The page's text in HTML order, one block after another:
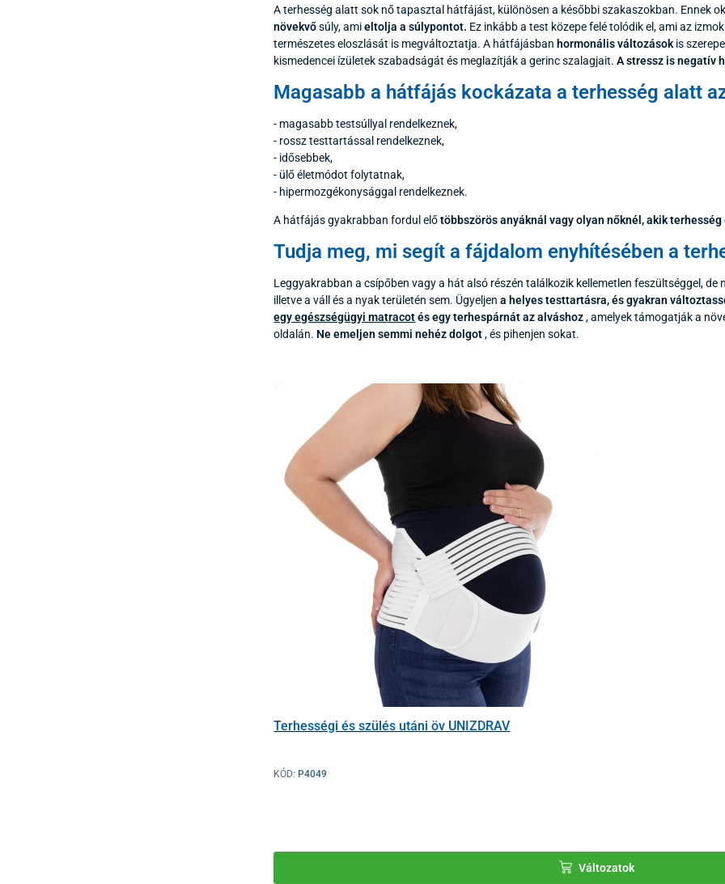
A terhesség alatt sok nő tapasztal hátfájást, különösen a későbbi szakaszokban. Ennek
növekvősúly, amieltolja a súlypontot. Ez inkább a test közepe felé tolódik el, ami az
természetes eloszlását is megváltoztatja. A hátfájásban hormonális változások is
kismedencei ízületek szabadságát és meglazítják a gerinc szalagjait.A stressz is negatív
Magasabb a hátfájás kockázata a terhesség alatt
- magasabb testsúllyal rendelkeznek,
- rossz testtartással rendelkeznek,
- idősebbek,
- ülő életmódot folytatnak,
- hipermozgékonysággal rendelkeznek.
A hátfájás gyakrabban fordul előtöbbszörös anyáknál vagy olyan nőknél, akik
Tudja meg, mi segít a fájdalom enyhítésében a
Leggyakrabban a csípőben vagy a hát alsó részén találkozik kellemetlen feszültséggel, de
illetve a váll és a nyak területén sem. Ügyeljena helyes testtartásra, és gyakran
egy egészségügyi matracotés egy terhespárnát az alváshoz, amelyek támogatják a
oldalán. Ne emeljen semmi nehéz dolgot, és pihenjen sokat.
Terhességi és szülés utáni öv UNIZDRAV
KÓD: P4049
Változatok